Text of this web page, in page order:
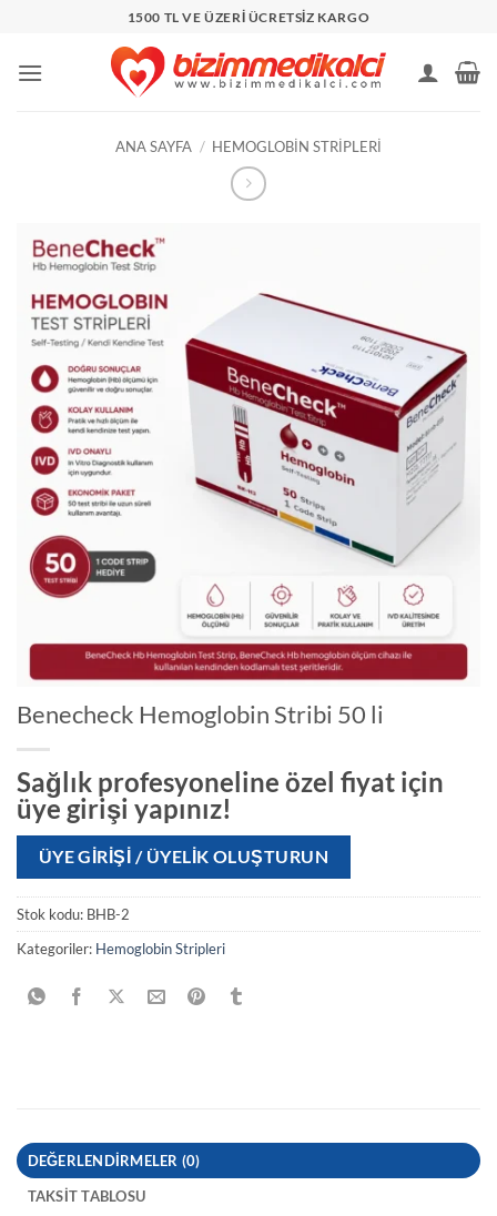
1500 TL VE ÜZERİ ÜCRETSİZ KARGO
ANA SAYFA / HEMOGLOBIN STRIPLERI
Benecheck Hemoglobin Stribi 50 li
Sağlık profesyoneline özel fiyat için
üye girişi yapınız!
ÜYE GIRIŞI / ÜYELIK OLUŞTURUN
Stok kodu: BHB-2
Kategoriler: Hemoglobin Stripleri
DEĞERLENDIRMELER (0)
TAKSIT TABLOSU